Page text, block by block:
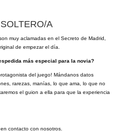
A
muy aclamadas en el Secreto de Madrid,
de empezar el día.
más especial para la novia?
del juego! Mándanos datos
rarezas, manías, lo que ama, lo que no
el guion a ella para que la experiencia
contacto con nosotros.